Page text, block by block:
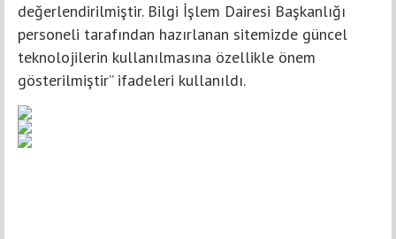
değerlendirilmiştir. Bilgi İşlem Dairesi Başkanlığı
personeli tarafından hazırlanan sitemizde güncel
teknolojilerin kullanılmasına özellikle önem
gösterilmiştir” ifadeleri kullanıldı.